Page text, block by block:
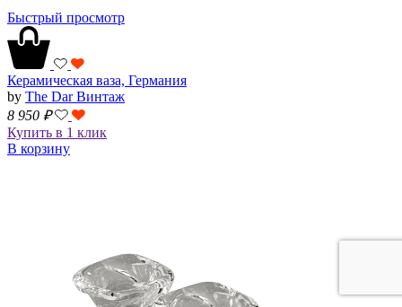
Быстрый просмотр
Керамическая ваза, Германия
by The Dar Винтаж
8 950 ₽
Купить в 1 клик
В корзину